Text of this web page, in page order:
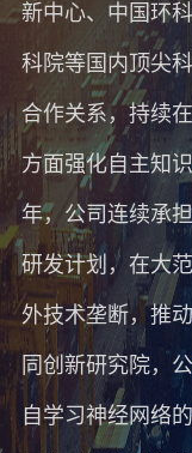
新中心、中国环
科院等国内顶尖
合作关系，持续
方面强化自主知
年，公司连续承
研发计划，在大
外技术垄断，推
同创新研究院，
自学习神经网络